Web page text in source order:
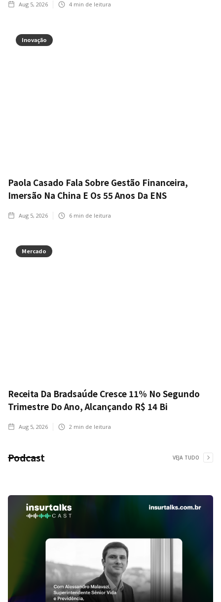
Aug 5, 2026 4 min de leitura
Inovação
Paola Casado Fala Sobre Gestão Financeira,
Imersão Na China E Os 55 Anos Da ENS
Aug 5, 2026 6 min de leitura
Mercado
Receita Da Bradsaúde Cresce 11% No Segundo
Trimestre Do Ano, Alcançando R$ 14 Bi
Aug 5, 2026 2 min de leitura
Podcast VEJA TUDO